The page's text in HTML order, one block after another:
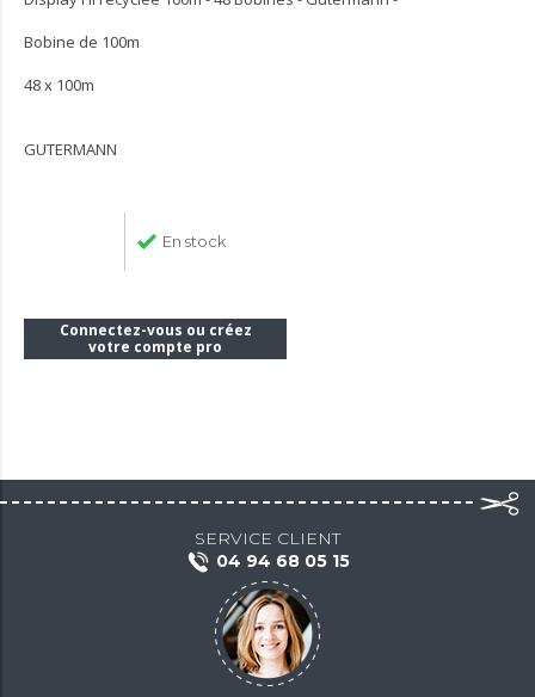
Bobine de 100m
48 x 100m
GUTERMANN
En stock
Connectez-vous ou créez
votre compte pro
SERVICE CLIENT
04 94 68 05 15